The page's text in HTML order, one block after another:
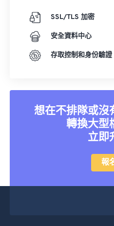
SSL/TLS 加密
安全資料中心
存取控制和身份驗證
想在不排隊或沒
轉換大型
立即
報